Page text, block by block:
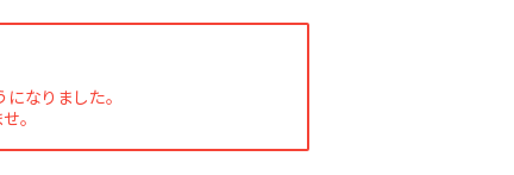
なりました。
。